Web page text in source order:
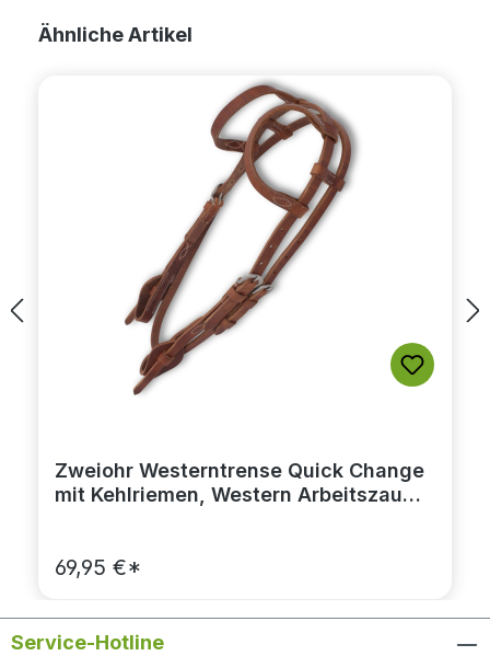
Produktgalerie überspringen
Ähnliche Artikel
Zweiohr Westerntrense Quick Change
mit Kehlriemen, Western Arbeitszaum,
69,95 €*
Service-Hotline